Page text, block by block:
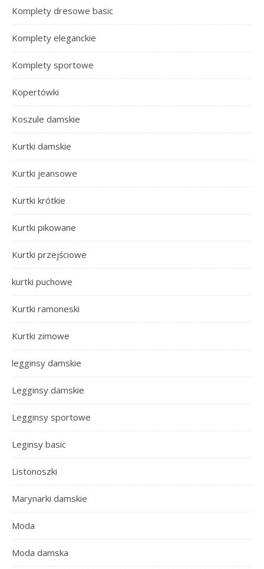
Komplety dresowe basic
Komplety eleganckie
Komplety sportowe
Kopertówki
Koszule damskie
Kurtki damskie
Kurtki jeansowe
Kurtki krótkie
Kurtki pikowane
Kurtki przejściowe
kurtki puchowe
Kurtki ramoneski
Kurtki zimowe
legginsy damskie
Legginsy damskie
Legginsy sportowe
Leginsy basic
Listonoszki
Marynarki damskie
Moda
Moda damska